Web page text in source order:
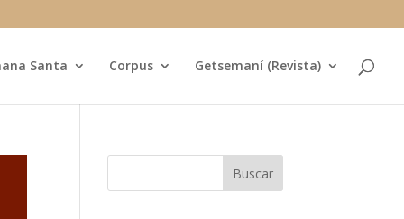
Santa Corpus Getsemaní (Revista)